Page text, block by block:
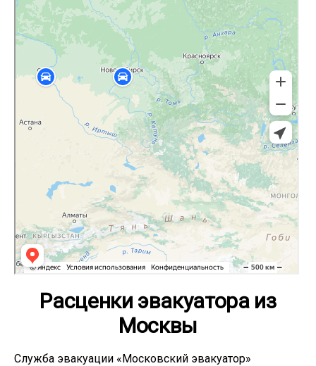
Расценки эвакуатора из
Москвы
Служба эвакуации «Московский эвакуатор»